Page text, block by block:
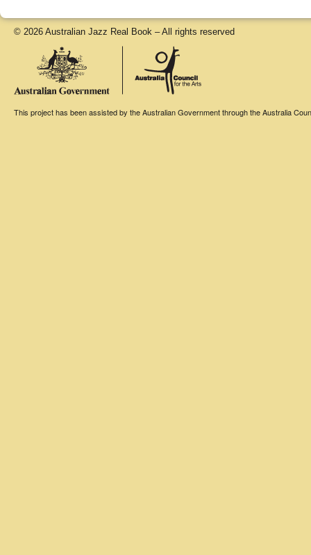
© 2026 Australian Jazz Real Book – All rights reserved
This project has been assisted by the Australian Government through the Australia